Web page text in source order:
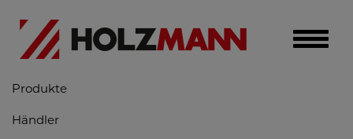
Toggle
Produkte
Händler